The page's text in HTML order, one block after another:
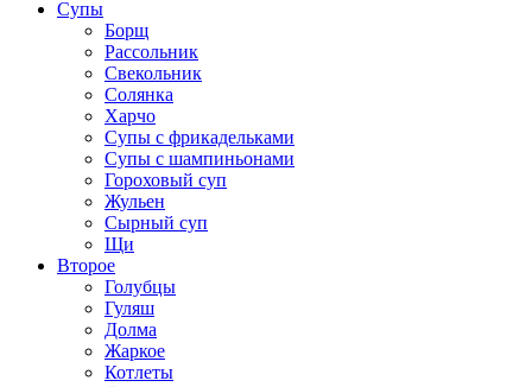
Супы
Борщ
Рассольник
Свекольник
Солянка
Харчо
Супы с фрикадельками
Супы с шампиньонами
Гороховый суп
Жульен
Сырный суп
Щи
Второе
Голубцы
Гуляш
Долма
Жаркое
Котлеты